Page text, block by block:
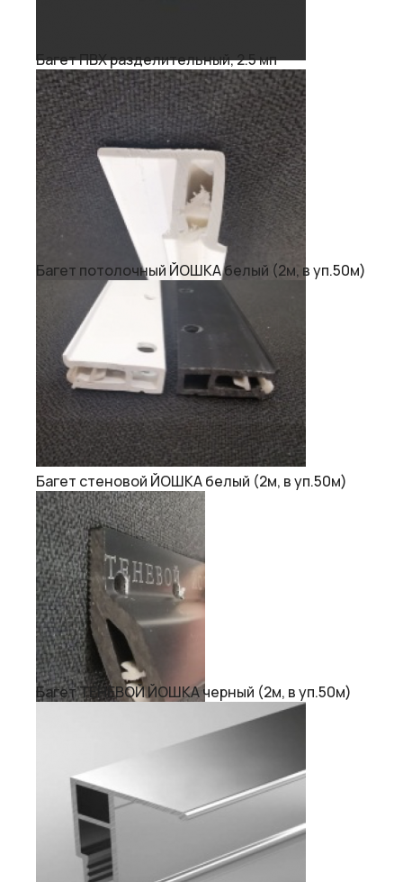
Багет ПВХ разделительный, 2.5 мп
Багет потолочный ЙОШКА белый (2м, в уп.50м)
Багет стеновой ЙОШКА белый (2м, в уп.50м)
Багет ТЕНЕВОЙ ЙОШКА черный (2м, в уп.50м)